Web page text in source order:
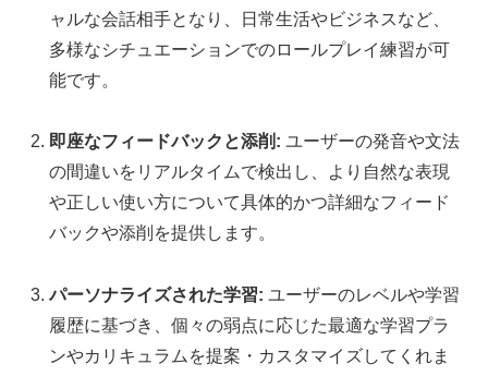
ャルな会話相手となり、日常生活やビジネスなど、
多様なシチュエーションでのロールプレイ練習が可
能です。
即座なフィードバックと添削: ユーザーの発音や文法
の間違いをリアルタイムで検出し、より自然な表現
や正しい使い方について具体的かつ詳細なフィード
バックや添削を提供します。
パーソナライズされた学習: ユーザーのレベルや学習
履歴に基づき、個々の弱点に応じた最適な学習プラ
ンやカリキュラムを提案・カスタマイズしてくれま